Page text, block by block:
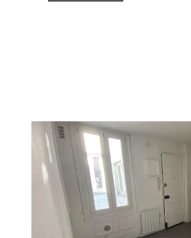
ROUEN 76
13 m
, 1 pièce
Ref : 34196
Appartement
352 €